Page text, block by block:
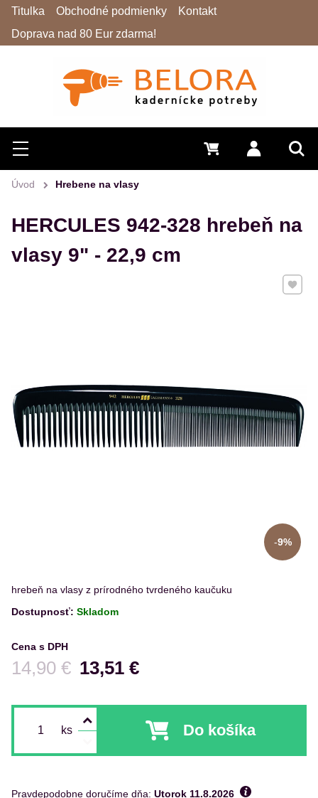
Hľadať
Menu Prihlásiť
0 €
Titulka Obchodné podmienky
Kontakt
Doprava nad 80 Eur zdarma!
Úvod Hrebene na vlasy
HERCULES 942-328 hrebeň na
vlasy 9" - 22,9 cm
hrebeň na vlasy z prírodného tvrdeného kaučuku
9%
Pridať
Dostupnosť: Skladom
Cena s DPH
13,51 €
Pred zľavou:
14,90 €
ks Do košíka
Pravdepodobne doručíme dňa: Utorok 11.8.2026